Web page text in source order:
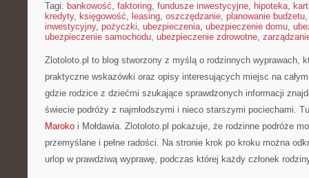
Tagi: bankowość, faktoring, fundusze inwestycyjne, hipoteka,
kredyty, księgowość, leasing, oszczędzanie, planowanie budżetu
inwestycyjny, pożyczki, ubezpieczenia, ubezpieczenie domu,
ubezpieczenie samochodu, ubezpieczenie zdrowotne,
Zlotoloto.pl to blog stworzony z myślą o rodzinnych wyprawach,
praktyczne wskazówki oraz opisy interesujących miejsc na
gdzie rodzice z dziećmi szukające sprawdzonych informacji
świecie podróży z najmłodszymi i nieco starszymi pociechami.
Maroko i Mołdawia. Zlotoloto.pl pokazuje, że rodzinne podróże
przemyślane i pełne radości. Na stronie krok po kroku można
urlop w prawdziwą wyprawę, podczas której każdy członek